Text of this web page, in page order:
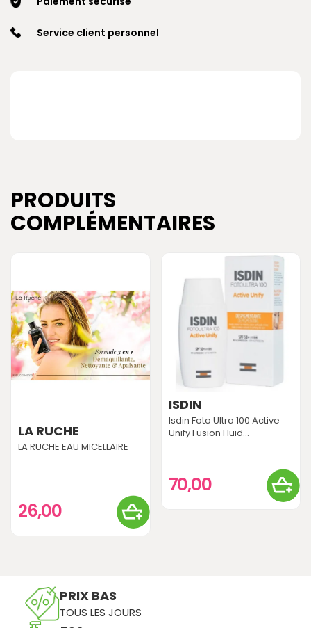
Service client personnel
PRODUITS
COMPLÉMENTAIRES
LA RUCHE
LA RUCHE EAU MICELLAIRE
26,00
ISDIN
Isdin Foto Ultra 100 Active
Unify Fusion Fluid...
70,00
PRIX BAS
TOUS LES JOURS